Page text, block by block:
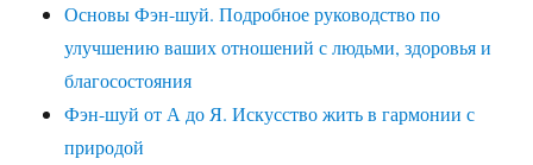
Основы Фэн-шуй. Подробное руководство по
улучшению ваших отношений с людьми, здоровья и
благосостояния
Фэн-шуй от А до Я. Искусство жить в гармонии с
природой